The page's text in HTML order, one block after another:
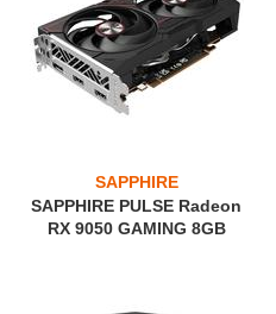
SAPPHIRE
SAPPHIRE PULSE Radeon
RX 9050 GAMING 8GB